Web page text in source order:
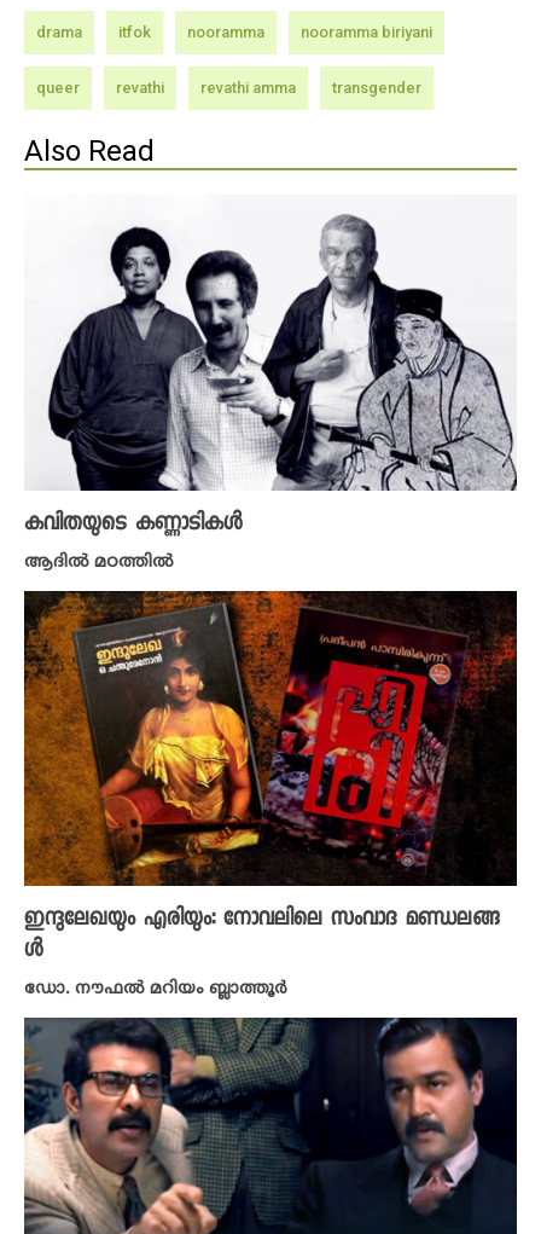
drama itfok nooramma nooramma biriyani
queer revathi revathi amma transgender
Also Read
കവിതയുടെ കണ്ണാടികൾ
ആദിൽ മഠത്തിൽ
ഇന്ദുലേഖയും എരിയും: നോവലിലെ സംവാദ മണ്ഡലങ്ങ
ൾ
ഡോ. നൗഫൽ മറിയം ബ്ലാത്തൂർ